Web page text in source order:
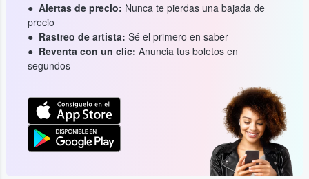
Alertas de precio: Nunca te pierdas una bajada de
precio
Rastreo de artista: Sé el primero en saber
Reventa con un clic: Anuncia tus boletos en
segundos